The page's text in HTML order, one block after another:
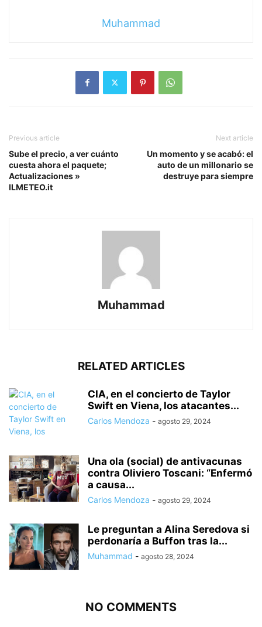
Muhammad
Previous article
Sube el precio, a ver cuánto
cuesta ahora el paquete;
Actualizaciones »
ILMETEO.it
Next article
Un momento y se acabó: el
auto de un millonario se
destruye para siempre
Muhammad
RELATED ARTICLES
CIA, en el concierto de Taylor
Swift en Viena, los atacantes...
Carlos Mendoza - agosto 29, 2024
Una ola (social) de antivacunas
contra Oliviero Toscani: “Enfermó
a causa...
Carlos Mendoza - agosto 29, 2024
Le preguntan a Alina Seredova si
perdonaría a Buffon tras la...
Muhammad - agosto 28, 2024
NO COMMENTS